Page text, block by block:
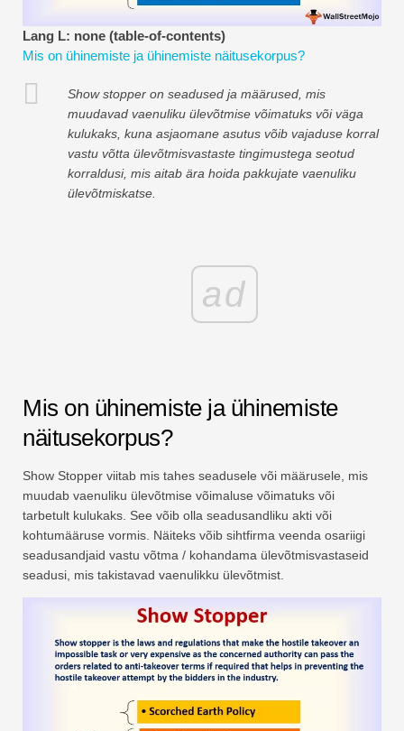
Täisvorm
Lang L: none (table-of-contents)
Mis on ühinemiste ja ühinemiste näitusekorpus?
Show stopper on seadused ja määrused, mis
muudavad vaenuliku ülevõtmise võimatuks või väga
kulukaks, kuna asjaomane asutus võib vajaduse korral
vastu võtta ülevõtmisvastaste tingimustega seotud
korraldusi, mis aitab ära hoida pakkujate vaenuliku
ülevõtmiskatse.
ad
Mis on ühinemiste ja ühinemiste
näitusekorpus?
Show Stopper viitab mis tahes seadusele või määrusele, mis
muudab vaenuliku ülevõtmise võimaluse võimatuks või
tarbetult kulukaks. See võib olla seadusandliku akti või
kohtumääruse vormis. Näiteks võib sihtfirma veenda osariigi
seadusandjaid vastu võtma / kohandama ülevõtmisvastaseid
seadusi, mis takistavad vaenulikku ülevõtmist.